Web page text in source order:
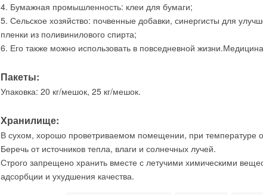
4. Бумажная промышленность: клеи для бумаги;
5. Сельское хозяйство: почвенные добавки, синергисты для
пленки из поливинилового спирта;
6. Его также можно использовать в повседневной жизни.
Пакеты:
Упаковка: 20 кг/мешок, 25 кг/мешок.
Хранилище:
В сухом, хорошо проветриваемом помещении, при температуре
Беречь от источников тепла, влаги и солнечных лучей.
Строго запрещено хранить вместе с летучими химическими
адсорбции и ухудшения качества.